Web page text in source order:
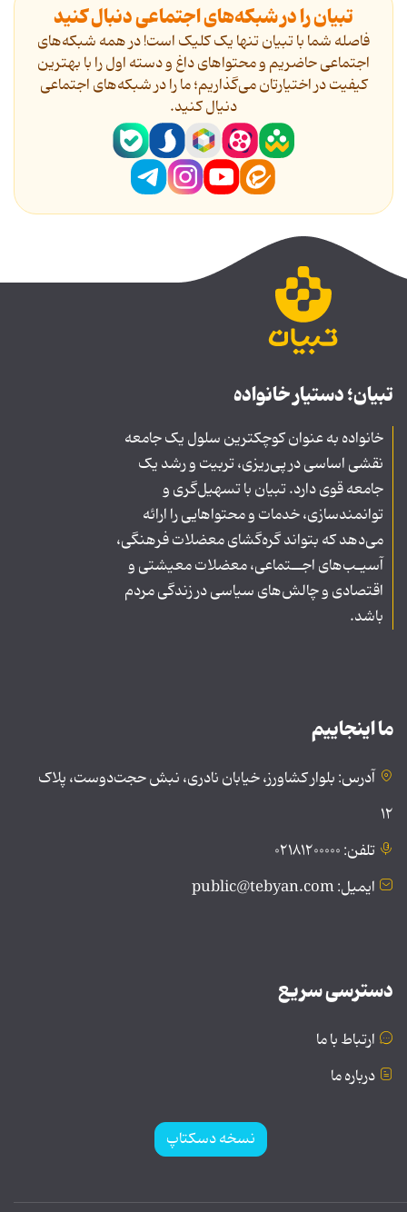
تبیان را در شبکه‌های اجتماعی دنبال کنید
فاصله شما با تبیان تنها یک کلیک است! در همه شبکه‌های
اجتماعی حاضریم و محتواهای داغ و دسته اول را با بهترین
کیفیت در اختیارتان می‌گذاریم؛ ما را در شبکه‌های اجتماعی
دنیال کنید.
تبیان؛ دستیار خانواده
خانواده به عنوان کوچکترین سلول یک جامعه
نقشی اساسی در پی‌ریزی، تربیت و رشد یک
جامعه قوی دارد. تبیان با تسهیل‌گری و
توانمندسازی، خدمات و محتواهایی را ارائه
می‌دهد که بتواند گره‌گشای معضلات فرهنگی،
آسیـب‌های اجــتماعی، معضلات معیشتی و
اقتصادی و چالش‌های سیاسی در زندگی مردم
باشد.
ما اینجاییم
آدرس: بلوار کشاورز، خیابان نادری، نبش حجت‌دوست، پلاک
۱۲
تلفن: ۰۲۱۸۱۲۰۰۰۰۰
ایمیل: public@tebyan.com
دسترسی سریع
ارتباط با ما
درباره ما
نسخه دسکتاپ